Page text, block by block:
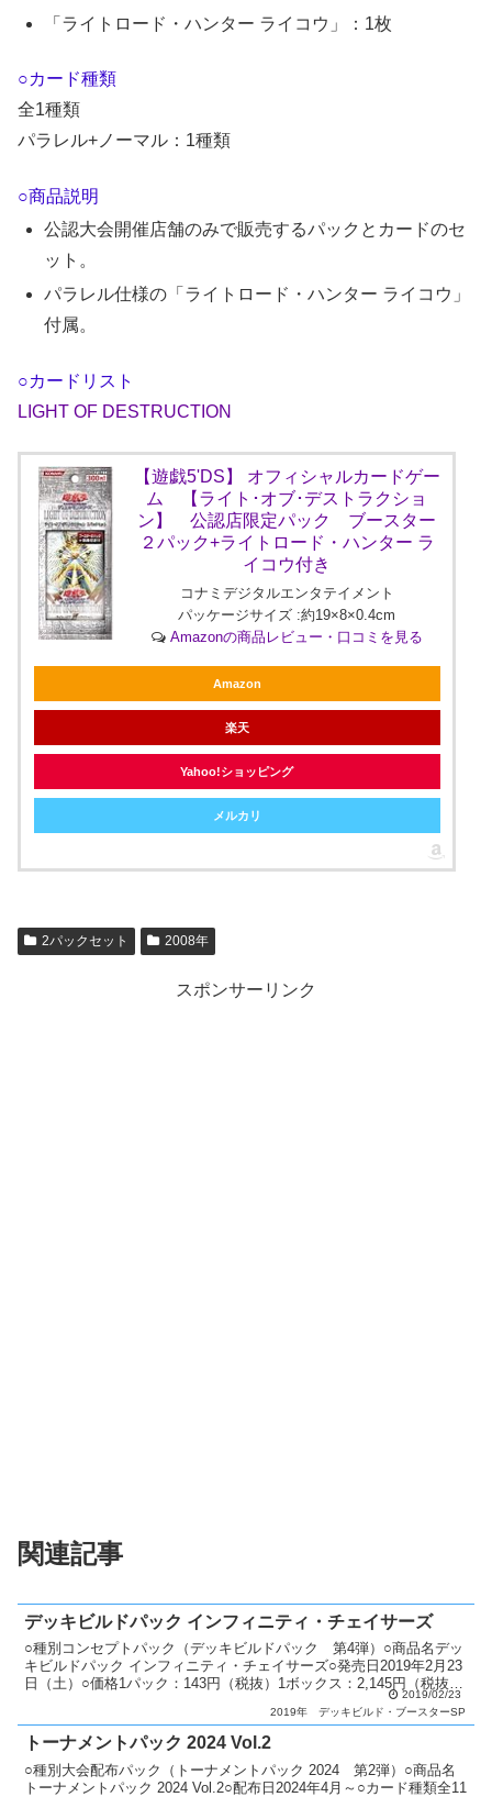
「ライトロード・ハンター ライコウ」：1枚
○カード種類
全1種類
パラレル+ノーマル：1種類
○商品説明
公認大会開催店舗のみで販売するパックとカードのセ
ット。
パラレル仕様の「ライトロード・ハンター ライコウ」
付属。
○カードリスト
LIGHT OF DESTRUCTION
【遊戯5'DS】 オフィシャルカードゲー
ム 【ライト･オブ･デストラクショ
ン】 公認店限定パック ブースター
２パック+ライトロード・ハンター ラ
イコウ付き
コナミデジタルエンタテイメント
パッケージサイズ :約19×8×0.4cm
Amazonの商品レビュー・口コミを見る
Amazon
楽天
Yahoo!ショッピング
メルカリ
2パックセット 2008年
スポンサーリンク
関連記事
デッキビルドパック インフィニティ・チェイサーズ
○種別コンセプトパック（デッキビルドパック 第4弾）○商品名デッ
キビルドパック インフィニティ・チェイサーズ○発売日2019年2月23
日（土）○価格1パック：143円（税抜）1ボックス：2,145円（税抜）
2019/02/23
2019年
デッキビルド・ブースターSP
トーナメントパック 2024 Vol.2
○種別大会配布パック（トーナメントパック 2024 第2弾）○商品名
トーナメントパック 2024 Vol.2○配布日2024年4月～○カード種類全11